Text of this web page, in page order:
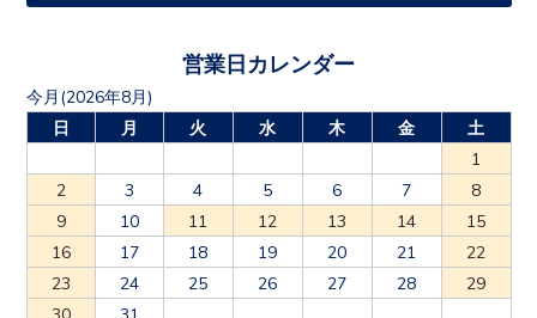
営業日カレンダー
今月(2026年8月)
日
月 火 水 木 金
土
1
2
3 4 5 6 7
8
9
10 11 12 13 14
15
16
17 18 19 20 21
22
23
24 25 26 27 28
29
30
31